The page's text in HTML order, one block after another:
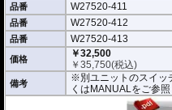
品番 W27520-411
品番 W27520-412
品番 W27520-413
価格
￥32,500
￥35,750(税込)
備考
※別ユニットのスイッ
くはMANUALをご参照